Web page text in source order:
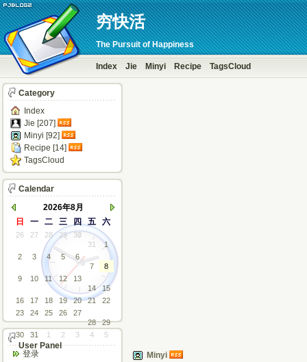
穷快活
The Pursuit of Happiness
Index Jie Minyi Recipe TagsCloud
Minyi
Category
Index
Jie [207]
Minyi [92]
Recipe [14]
TagsCloud
Calendar
2026年8月
日
一 二 三 四 五 六
26 27 28 29
30
31
1
2
3 4 5
6
7
8
9
10 11 12
13
14
15
16
17 18 19 20 21
22
23
24 25 26
27
28
29
30
31 1 2 3 4 5
User Panel
登录